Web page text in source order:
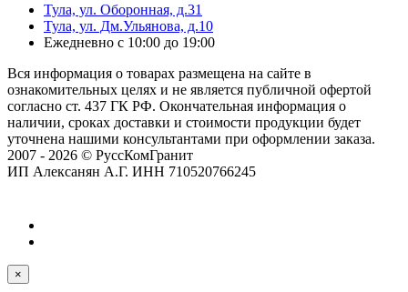
Тула, ул. Оборонная, д.31
Тула, ул. Дм.Ульянова, д.10
Ежедневно с 10:00 до 19:00
Вся информация о товарах размещена на сайте в
ознакомительных целях и не является публичной офертой
согласно ст. 437 ГК РФ. Окончательная информация о
наличии, сроках доставки и стоимости продукции будет
уточнена нашими консультантами при оформлении заказа.
2007 - 2026 © РуссКомГранит
ИП Алексанян А.Г. ИНН 710520766245
×